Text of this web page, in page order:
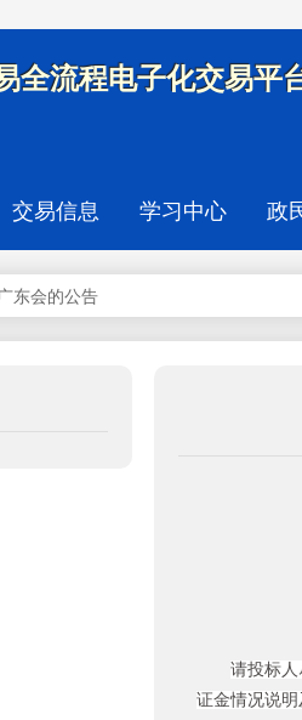
全流程电子化交易平
交易信息 学习中心 政
广东会的公告
请投标人
证金情况说